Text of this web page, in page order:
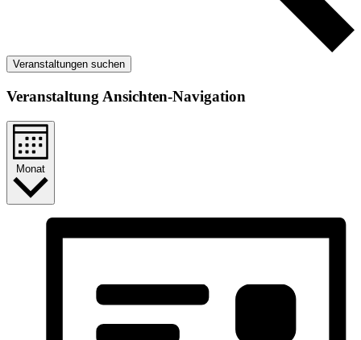
Veranstaltungen suchen
Veranstaltung Ansichten-Navigation
Monat